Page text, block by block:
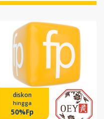
diskon
hingga
50%Fp